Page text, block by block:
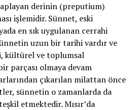
derinin (preputium)
işlemidir. Sünnet, eski
en sık uygulanan cerrahi
uzun bir tarihi vardır ve
kültürel ve toplumsal
parçası olmaya devam
çıkarılan milattan önce
sünnetin o zamanlarda da
etmektedir. Mısır’da